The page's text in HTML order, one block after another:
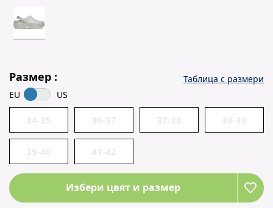
Размер :
EU US
Таблица с размери
34-35 36-37 37-38 38-39
39-40 41-42
Избери цвят и размер